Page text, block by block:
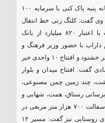
طرح دیگری با اشتغال ۴٠ نفر کارخانه پنبه پاک کنی با سرمایه ۱٠٠
وی گفت: کلنگ زنی خط انتقال
۱۳٠ کیلومتری فاضلاب شهر داراب با اعتبار ۸۲٠ میلیارد از بانک
داراب با حضور وزیر فرهنگ و
ارشاد، افتتاح آموزشگاه خیر ساز دکتر خشنود و افتتاح ۱٠ واحدی خیر
گفت: افتتاح میدان و بلوار
۵ خانه بهداشت، چند زمین چمن مصنوعی،
رستاق، همت، شهابی و
… انجام می شود. وی با اشاره به آسفالت ۷٠٠ هزار متر مربعی در
روستاها در خصوص آسفالت راه های روستایی نیز گفت: مسیر ۱۲